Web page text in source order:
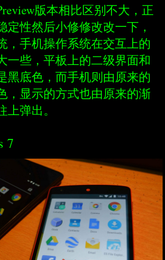
版本相比区别不大，正
定性然后小修修改改一下，
，手机操作系统在交互上的
一些，平板上的二级界面和
黑底色，而手机则由原来的
，显示的方式也由原来的渐
弹出。
7